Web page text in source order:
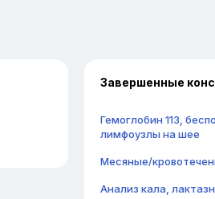
Завершенные
Гемоглобин 113,
лимфоузлы на шее
Месяные/
Анализ кала,